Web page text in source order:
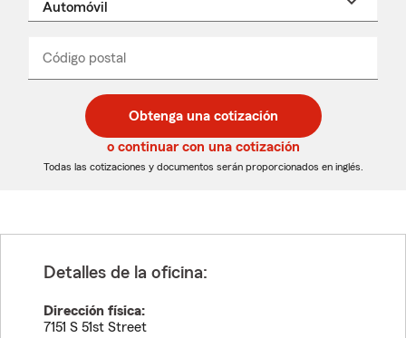
desplegable
Código postal
de
5
dígitos
de
5
dígitos
_____
Obtenga una cotización
o continuar con una cotización
Todas las cotizaciones y documentos serán proporcionados en inglés.
Detalles de la oficina:
Dirección física:
7151 S 51st Street